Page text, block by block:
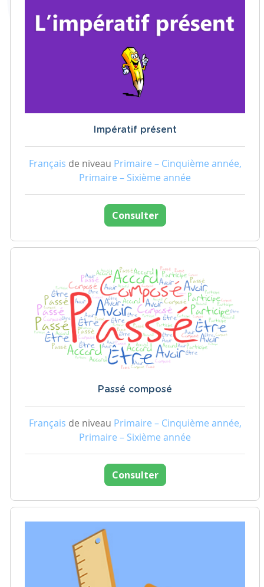
Impératif présent
Français de niveau Primaire – Cinquième année,
Primaire – Sixième année
Consulter
Passé composé
Français de niveau Primaire – Cinquième année,
Primaire – Sixième année
Consulter